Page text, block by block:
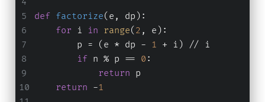
def factorize( e, dp ):
for i in range( 2 , e):
        p = (e * dp -
1 + i) // i
if n % p == 0 :
return p
return -1